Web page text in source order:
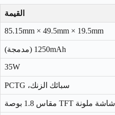
القيمة
85.15mm × 49.5mm × 19.5mm
1250mAh (مدمجة)
35W
سبائك الزنك، PCTG
شاشة ملونة TFT مقاس 1.8 بوصة